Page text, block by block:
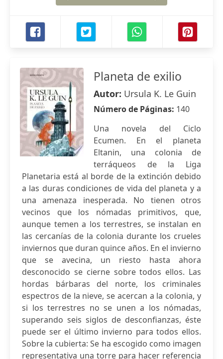
Planeta de exilio
Autor: Ursula K. Le Guin
Número de Páginas: 140
Una novela del Ciclo
Ecumen. En el planeta
Eltanin, una colonia de
terráqueos de la Liga
Planetaria está al borde de la extinción debido
a las duras condiciones de vida del planeta y a
una amenaza inesperada. No tienen otros
vecinos que los nómadas primitivos, que,
aunque temen a los terrestres, se instalan en
las cercanías de la colonia durante los crueles
inviernos que duran quince años. En el invierno
que se avecina, un riesto hasta ahora
desconocido se cierne sobre todos ellos. Las
hordas bárbaras del norte, los criminales
espectros de la nieve, se acercan a la colonia, y
si los terrestres no se unen a los nómadas,
superando seis siglos de desconfianzas, éste
puede ser el último invierno para todos ellos.
Sobre la cubierta: Se ha escogido como imagen
representativa una torre para hacer referencia